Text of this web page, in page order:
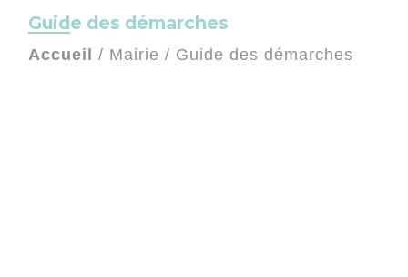
Guide des démarches
Accueil / Mairie / Guide des démarches